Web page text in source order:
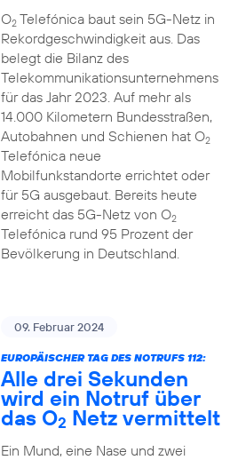
O2Telefónica baut sein 5G-Netz in
Rekordgeschwindigkeit aus. Das
belegt die Bilanz des
Telekommunikationsunternehmens
für das Jahr 2023. Auf mehr als
14.000 Kilometern Bundesstraßen,
Autobahnen und Schienen hat O2
Telefónica neue
Mobilfunkstandorte errichtet oder
für 5G ausgebaut. Bereits heute
erreicht das 5G-Netz von O2
Telefónica rund 95 Prozent der
Bevölkerung in Deutschland.
09. Februar 2024
EUROPÄISCHER TAG DES NOTRUFS 112:
Alle drei Sekunden
wird ein Notruf über
das O2 Netz vermittelt
Ein Mund, eine Nase und zwei